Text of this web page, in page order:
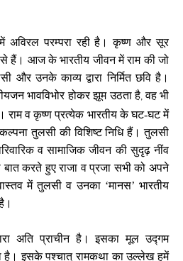
अविरल परम्परा रही है। कृष्ण और सूर
हैं। आज के भारतीय जीवन में राम की जो
उनके काव्य द्वारा निर्मित छवि है।
भावविभोर होकर झूम उठता है, वह भी
राम व कृष्ण प्रत्येक भारतीय के घट-घट में
तुलसी की विशिष्ट निधि हैं। तुलसी
व सामाजिक जीवन की सुदृढ़ नींव
करते हुए राजा व प्रजा सभी को अपने
में तुलसी व उनका ‘मानस’ भारतीय
अति प्राचीन है। इसका मूल उद्गम
है। इसके पश्चात् रामकथा का उल्लेख हमें